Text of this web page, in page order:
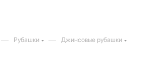
— Рубашки — Джинсовые рубашки